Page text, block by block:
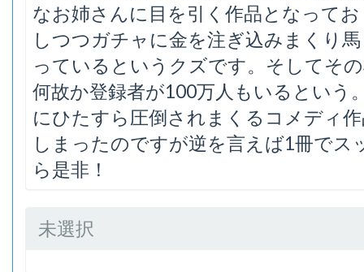
なお姉さんに目を引く作品となって
しつつガチャに金を注ぎ込みまくり
っているというクズです。そしてそ
何故か登録者が100万人もいるという
にひたすら圧倒されまくるコメディ
しまったのですが逆を言えば1冊で
ら是非！
未選択